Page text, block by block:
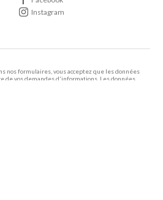
Instagram
nos formulaires, vous acceptez que les données
de vos demandes d'informations. Les données